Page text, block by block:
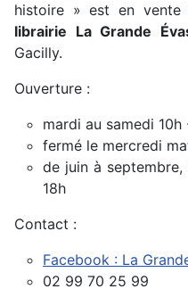
histoire » est en
librairie La Grande
Gacilly.
Ouverture :
mardi au samedi
fermé le mercredi
de juin à
18h
Contact :
Facebook : La
02 99 70 25 99